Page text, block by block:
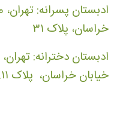
ادبستان پسرانه:
خراسان، پلاک ۳۱
ادبستان دخترانه:
خیابان خراسان، پلاک ۱۱.